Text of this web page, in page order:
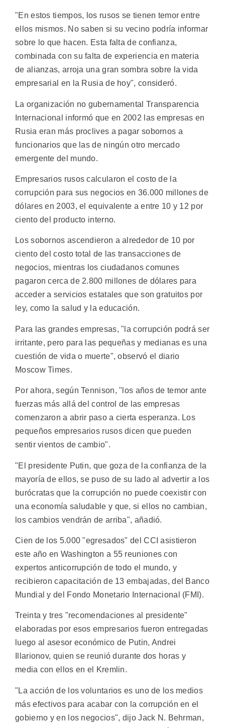
"En estos tiempos, los rusos se tienen temor entre
ellos mismos. No saben si su vecino podría informar
sobre lo que hacen. Esta falta de confianza,
combinada con su falta de experiencia en materia
de alianzas, arroja una gran sombra sobre la vida
empresarial en la Rusia de hoy", consideró.
La organización no gubernamental Transparencia
Internacional informó que en 2002 las empresas en
Rusia eran más proclives a pagar sobornos a
funcionarios que las de ningún otro mercado
emergente del mundo.
Empresarios rusos calcularon el costo de la
corrupción para sus negocios en 36.000 millones de
dólares en 2003, el equivalente a entre 10 y 12 por
ciento del producto interno.
Los sobornos ascendieron a alrededor de 10 por
ciento del costo total de las transacciones de
negocios, mientras los ciudadanos comunes
pagaron cerca de 2.800 millones de dólares para
acceder a servicios estatales que son gratuitos por
ley, como la salud y la educación.
Para las grandes empresas, "la corrupción podrá ser
irritante, pero para las pequeñas y medianas es una
cuestión de vida o muerte", observó el diario
Moscow Times.
Por ahora, según Tennison, "los años de temor ante
fuerzas más allá del control de las empresas
comenzaron a abrir paso a cierta esperanza. Los
pequeños empresarios rusos dicen que pueden
sentir vientos de cambio".
"El presidente Putin, que goza de la confianza de la
mayoría de ellos, se puso de su lado al advertir a los
burócratas que la corrupción no puede coexistir con
una economía saludable y que, si ellos no cambian,
los cambios vendrán de arriba", añadió.
Cien de los 5.000 "egresados" del CCI asistieron
este año en Washington a 55 reuniones con
expertos anticorrupción de todo el mundo, y
recibieron capacitación de 13 embajadas, del Banco
Mundial y del Fondo Monetario Internacional (FMI).
Treinta y tres "recomendaciones al presidente"
elaboradas por esos empresarios fueron entregadas
luego al asesor económico de Putin, Andrei
Illarionov, quien se reunió durante dos horas y
media con ellos en el Kremlin.
"La acción de los voluntarios es uno de los medios
más efectivos para acabar con la corrupción en el
gobierno y en los negocios", dijo Jack N. Behrman,